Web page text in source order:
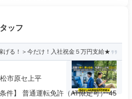
ッフ
げる！＞今だけ！入社祝金５万円支給★
市原セ上平
件】 普通運転免許（AT限定可） 45